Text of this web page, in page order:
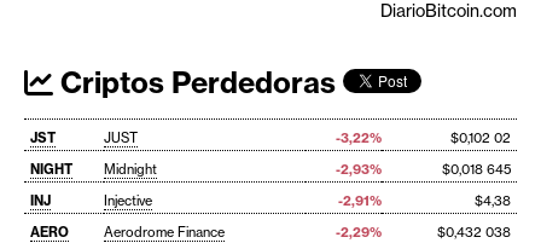
DiarioBitcoin.com
Criptos Perdedoras
JST JUST -3,22%
$0,102 02
NIGHT
Midnight -2,93%
$0,018 645
INJ
Injective -2,91%
$4,38
AERO
Aerodrome Finance -2,29%
$0,432 038